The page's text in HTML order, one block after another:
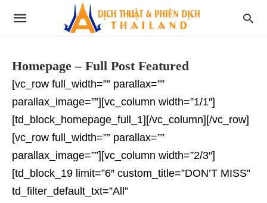
Homepage – Full Post Featured
[vc_row full_width=”” parallax=””
parallax_image=””][vc_column width=”1/1″]
[td_block_homepage_full_1][/vc_column][/vc_row]
[vc_row full_width=”” parallax=””
parallax_image=””][vc_column width=”2/3″]
[td_block_19 limit=”6″ custom_title=”DON’T MISS”
td_filter_default_txt=”All”